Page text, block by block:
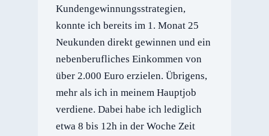
Kundengewinnungsstrategien,
konnte ich bereits im 1. Monat 25
Neukunden direkt gewinnen und ein
nebenberufliches Einkommen von
über 2.000 Euro erzielen. Übrigens,
mehr als ich in meinem Hauptjob
verdiene. Dabei habe ich lediglich
etwa 8 bis 12h in der Woche Zeit